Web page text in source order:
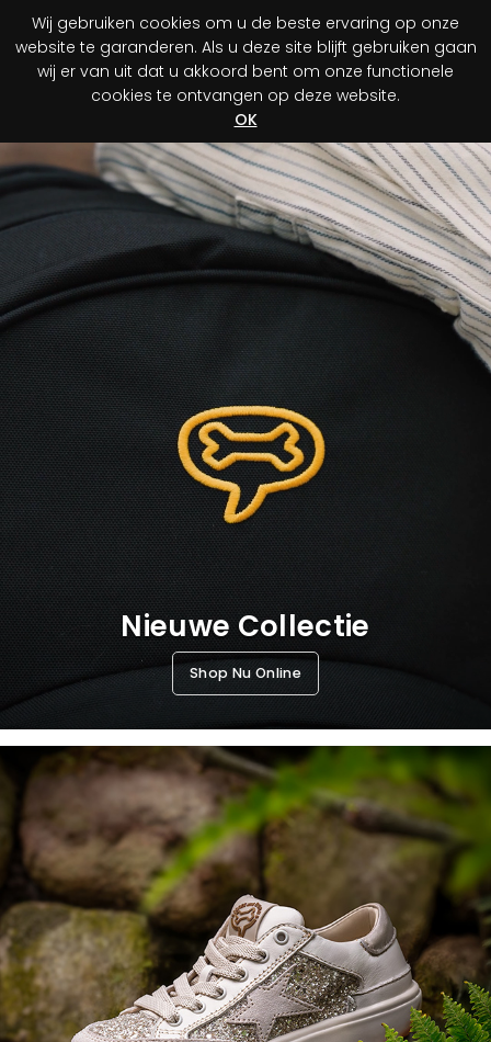
Registreer je aankoop Ontdek jouw voordeel!
Nieuwe Collectie
Shop Nu Online
Wij gebruiken cookies om u de beste ervaring op onze
website te garanderen. Als u deze site blijft gebruiken gaan
wij er van uit dat u akkoord bent om onze functionele
cookies te ontvangen op deze website.
OK